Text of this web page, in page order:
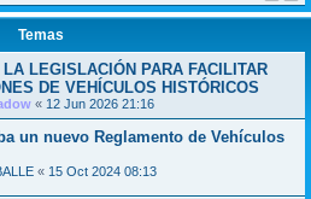
Temas
LEGISLACIÓN PARA FACILITAR
DE VEHÍCULOS HISTÓRICOS
« 12 Jun 2026 21:16
un nuevo Reglamento de Vehículos
« 15 Oct 2024 08:13